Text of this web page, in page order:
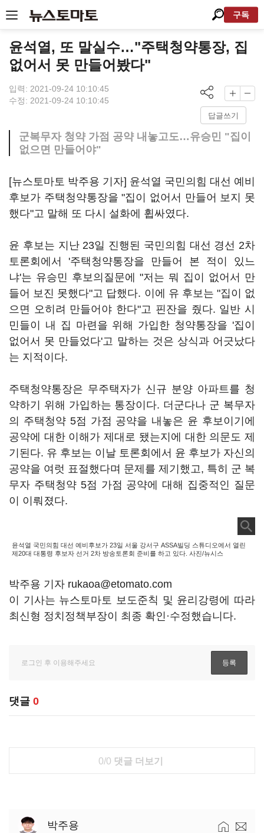
구독
윤석열, 또 말실수…"주택청약통장, 집
없어서 못 만들어봤다"
입력: 2021-09-24 10:10:45
수정: 2021-09-24 10:10:45
답글쓰기
군복무자 청약 가점 공약 내놓고도…유승민 "집이
없으면 만들어야"
[뉴스토마토 박주용 기자] 윤석열 국민의힘 대선 예비
후보가 주택청약통장을 "집이 없어서 만들어 보지 못
했다"고 말해 또 다시 설화에 휩싸였다.
윤 후보는 지난 23일 진행된 국민의힘 대선 경선 2차
토론회에서 '주택청약통장을 만들어 본 적이 있느
냐'는 유승민 후보의질문에 "저는 뭐 집이 없어서 만
들어 보진 못했다"고 답했다. 이에 유 후보는 "집이 없
으면 오히려 만들어야 한다"고 핀잔을 줬다. 일반 시
민들이 내 집 마련을 위해 가입한 청약통장을 '집이
없어서 못 만들었다'고 말하는 것은 상식과 어긋났다
는 지적이다.
주택청약통장은 무주택자가 신규 분양 아파트를 청
약하기 위해 가입하는 통장이다. 더군다나 군 복무자
의 주택청약 5점 가점 공약을 내놓은 윤 후보이기에
공약에 대한 이해가 제대로 됐는지에 대한 의문도 제
기된다. 유 후보는 이날 토론회에서 윤 후보가 자신의
공약을 여럿 표절했다며 문제를 제기했고, 특히 군 복
무자 주택청약 5점 가점 공약에 대해 집중적인 질문
이 이뤄졌다.
윤석열 국민의힘 대선 예비후보가 23일 서울 강서구 ASSA빌딩 스튜디오에서 열린
제20대 대통령 후보자 선거 2차 방송토론회 준비를 하고 있다. 사진/뉴시스
박주용 기자 rukaoa@etomato.com
이 기사는 뉴스토마토 보도준칙 및 윤리강령에 따라
최신형 정치정책부장이 최종 확인·수정했습니다.
댓글 0
0/0 댓글 더보기
박주용